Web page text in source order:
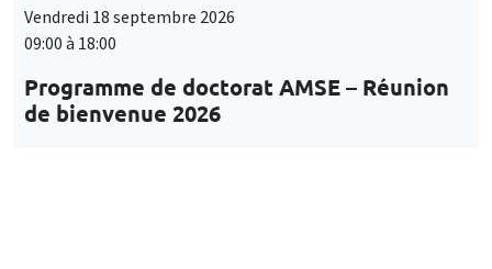
Vendredi 18 septembre 2026
09:00 à 18:00
Programme de doctorat AMSE – Réunion
de bienvenue 2026